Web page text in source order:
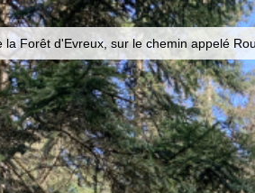
la Forêt d'Evreux, sur le chemin appelé